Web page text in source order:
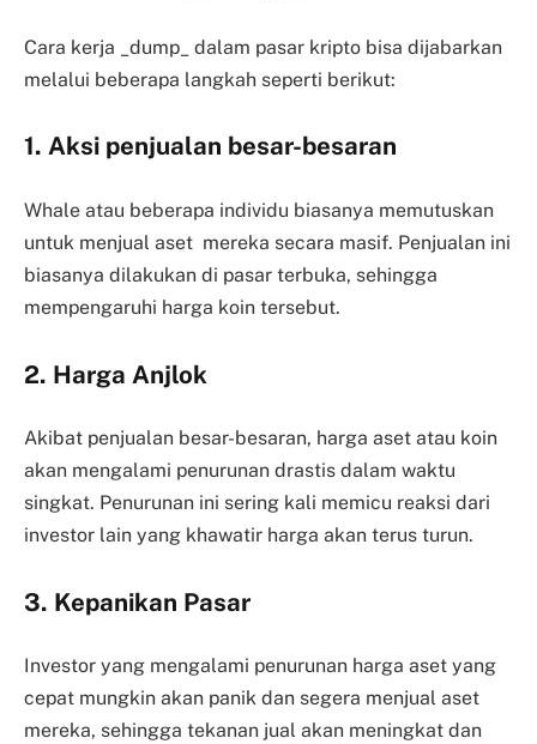
Cara kerja _dump_ dalam pasar kripto bisa dijabarkan
melalui beberapa langkah seperti berikut:
1. Aksi penjualan besar-besaran
Whale atau beberapa individu biasanya memutuskan
untuk menjual aset mereka secara masif. Penjualan ini
biasanya dilakukan di pasar terbuka, sehingga
mempengaruhi harga koin tersebut.
2. Harga Anjlok
Akibat penjualan besar-besaran, harga aset atau koin
akan mengalami penurunan drastis dalam waktu
singkat. Penurunan ini sering kali memicu reaksi dari
investor lain yang khawatir harga akan terus turun.
3. Kepanikan Pasar
Investor yang mengalami penurunan harga aset yang
cepat mungkin akan panik dan segera menjual aset
mereka, sehingga tekanan jual akan meningkat dan